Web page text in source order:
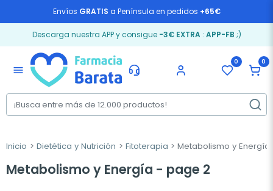
Envíos GRATIS a Península en pedidos +65€
Descarga nuestra APP y consigue -3€ EXTRA: APP-FB ;)
menu
0 0
Inicio Dietética y Nutrición Fitoterapia Metabolismo y Energía
Metabolismo y Energía - page 2